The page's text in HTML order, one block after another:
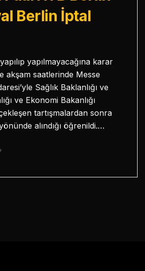
Berlin İptal
yapılmayacağına karar
akşam saatlerinde Messe
Sağlık Baklanlığı ve
ve Ekonomi Bakanlığı
tartışmalardan sonra
alındığı öğrenildi.…